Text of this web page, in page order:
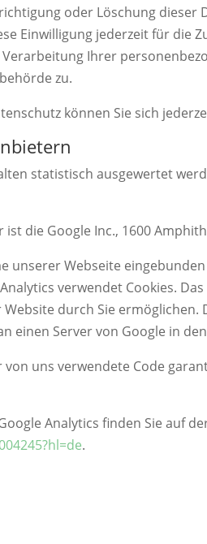
oder Löschung dieser
Einwilligung jederzeit für die
Ihrer
zu.
können Sie sich
statistisch ausgewertet
die Google Inc., 1600
unserer Webseite
verwendet Cookies.
durch Sie
einen Server von Google in
uns verwendete Code
Analytics finden Sie auf
.